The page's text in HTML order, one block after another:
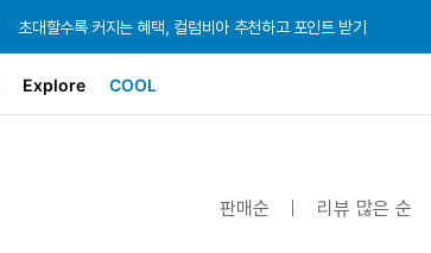
초대할수록 커지는 혜택, 컬럼비아 추천하고 포인트 받기
초대할수록 커지는 혜택, 컬럼비아 추천하고 포인트 받기
초대할수록 커지는 혜택, 컬럼비아 추천하고 포인트 받기
Explore COOL
판매순 리뷰 많은 순